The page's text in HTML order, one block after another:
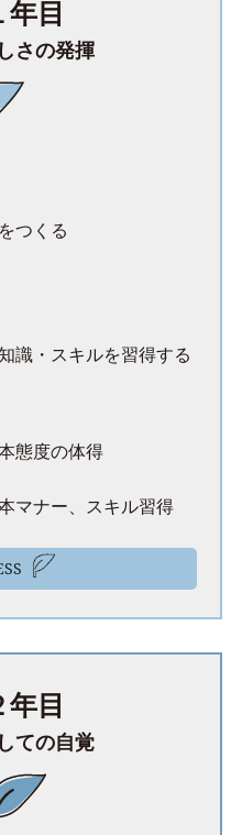
年目
さの発揮
つくる
識・スキルを習得する
態度の体得
マナー、スキル習得
年目
ての自覚